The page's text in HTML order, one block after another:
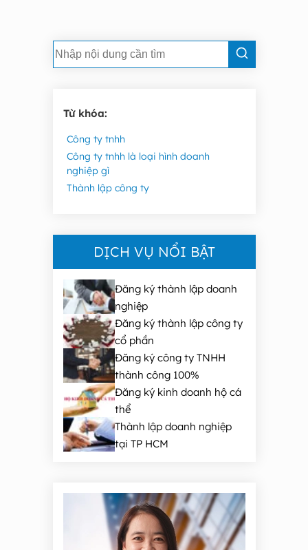
Từ khóa:
Công ty tnhh
Công ty tnhh là loại hình doanh
nghiệp gì
Thành lập công ty
DỊCH VỤ NỔI BẬT
Đăng ký thành lập doanh
nghiệp
Đăng ký thành lập công ty
cổ phần
Đăng ký công ty TNHH
thành công 100%
Đăng ký kinh doanh hộ cá
thể
Thành lập doanh nghiệp
tại TP HCM